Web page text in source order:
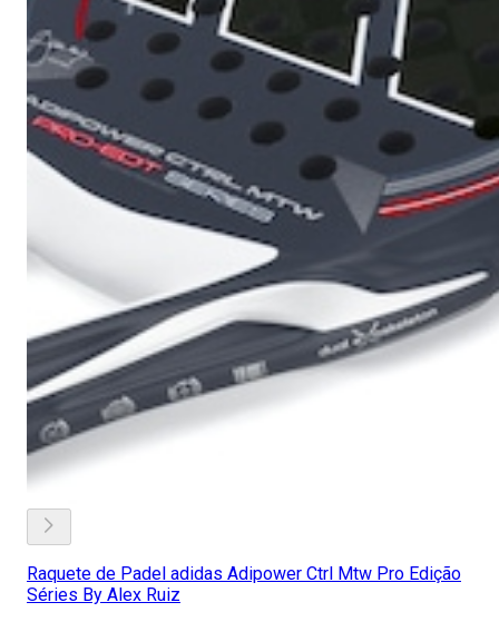
Raquete de Padel adidas Adipower Ctrl Mtw Pro Edição
Séries By Alex Ruiz